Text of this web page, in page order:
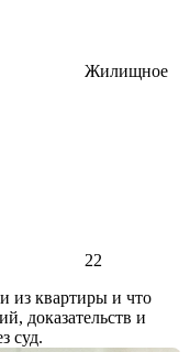
Жилищное
22
из квартиры и что
доказательств и
суд.